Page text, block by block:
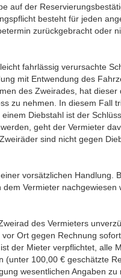
auf der
besteht für jeden
zurückgebracht oder
fahrlässig verursachte
mit Entwendung des
des Zweirades, hat
zu nehmen. In diesem Fall
Diebstahl ist der
geht der Vermieter
sind nicht gegen
vorsätzlichen
Vermieter
des Vermieters
Ort gegen Rechnung
der Mieter verpflichtet,
(unter 100,00 € geschätzte
wesentlichen Angaben